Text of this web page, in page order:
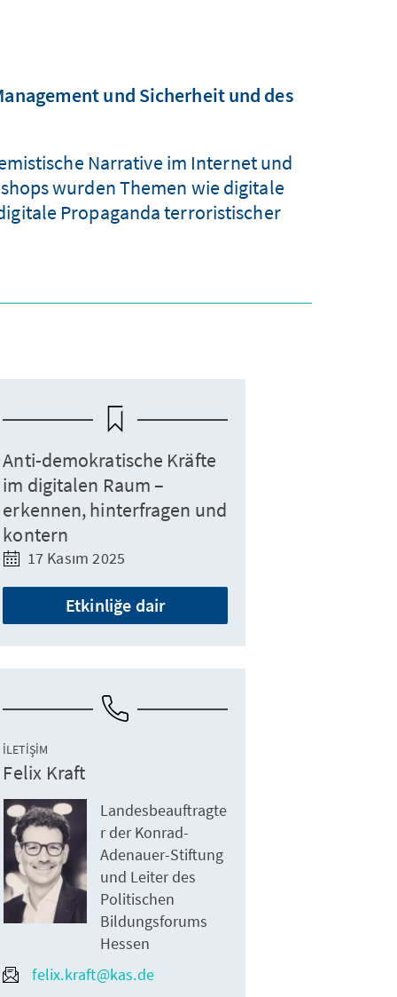
und Sicherheit und des
Narrative im Internet und
wurden Themen wie digitale
Propaganda terroristischer
Anti-demokratische Kräfte
im digitalen Raum –
erkennen, hinterfragen und
kontern
17 Kasım 2025
Etkinliğe dair
İLETIŞIM
Felix Kraft
Landesbeauftragte
r der Konrad-
Adenauer-Stiftung
und Leiter des
Politischen
Bildungsforums
Hessen
felix.kraft@kas.de